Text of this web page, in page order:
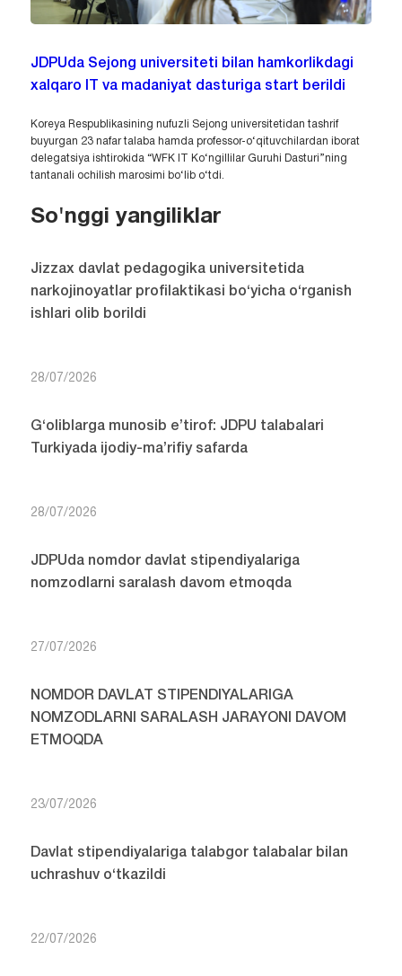
JDPUda Sejong universiteti bilan hamkorlikdagi
xalqaro IT va madaniyat dasturiga start berildi
Koreya Respublikasining nufuzli Sejong universitetidan tashrif
buyurgan 23 nafar talaba hamda professor-o‘qituvchilardan iborat
delegatsiya ishtirokida “WFK IT Ko‘ngillilar Guruhi Dasturi”ning
tantanali ochilish marosimi bo‘lib o‘tdi.
So'nggi yangiliklar
Jizzax davlat pedagogika universitetida
narkojinoyatlar profilaktikasi bo‘yicha o‘rganish
ishlari olib borildi
28/07/2026
G‘oliblarga munosib e’tirof: JDPU talabalari
Turkiyada ijodiy-ma’rifiy safarda
28/07/2026
JDPUda nomdor davlat stipendiyalariga
nomzodlarni saralash davom etmoqda
27/07/2026
NOMDOR DAVLAT STIPENDIYALARIGA
NOMZODLARNI SARALASH JARAYONI DAVOM
ETMOQDA
23/07/2026
Davlat stipendiyalariga talabgor talabalar bilan
uchrashuv o‘tkazildi
22/07/2026